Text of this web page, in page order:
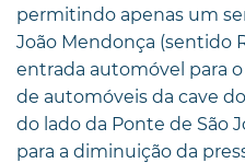
permitindo apenas um
João Mendonça (sentido
entrada automóvel para o
de automóveis da cave
do lado da Ponte de São
para a diminuição da